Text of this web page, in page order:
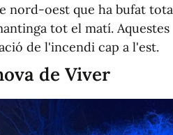
nord-oest que ha bufat tota
tot el matí. Aquestes
de l'incendi cap a l'est.
de Viver